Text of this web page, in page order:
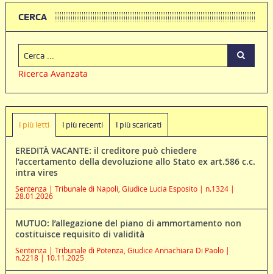
CERCA
Ricerca Avanzata
I più letti I più recenti I più scaricati
EREDITÀ VACANTE: il creditore può chiedere
l’accertamento della devoluzione allo Stato ex art.586 c.c.
intra vires
Sentenza | Tribunale di Napoli, Giudice Lucia Esposito | n.1324 |
28.01.2026
MUTUO: l’allegazione del piano di ammortamento non
costituisce requisito di validità
Sentenza | Tribunale di Potenza, Giudice Annachiara Di Paolo |
n.2218 | 10.11.2025